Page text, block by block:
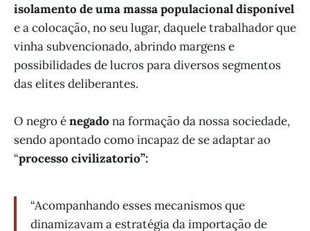
isolamento de uma massa populacional disponível
e a colocação, no seu lugar, daquele trabalhador que
vinha subvencionado, abrindo margens e
possibilidades de lucros para diversos segmentos
das elites deliberantes.
O negro énegado na formação da nossa sociedade,
sendo apontado como incapaz de se adaptar ao
“processo civilizatorio”:
“Acompanhando esses mecanismos que
dinamizavam a estratégia da importação de